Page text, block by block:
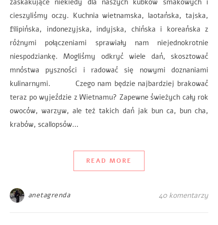
zaskakujące niekiedy dla naszych kubków smakowych i
cieszyliśmy oczy. Kuchnia wietnamska, laotańska, tajska,
filipińska, indonezyjska, indyjska, chińska i koreańska z
różnymi połączeniami sprawiały nam niejednokrotnie
niespodziankę. Mogliśmy odkryć wiele dań, skosztować
mnóstwa pyszności i radować się nowymi doznaniami
kulinarnymi. Czego nam będzie najbardziej brakować
teraz po wyjeździe z Wietnamu? Zapewne świeżych cały rok
owoców, warzyw, ale też takich dań jak bun ca, bun cha,
krabów, scallopsów…
READ MORE
anetagrenda 40 komentarzy